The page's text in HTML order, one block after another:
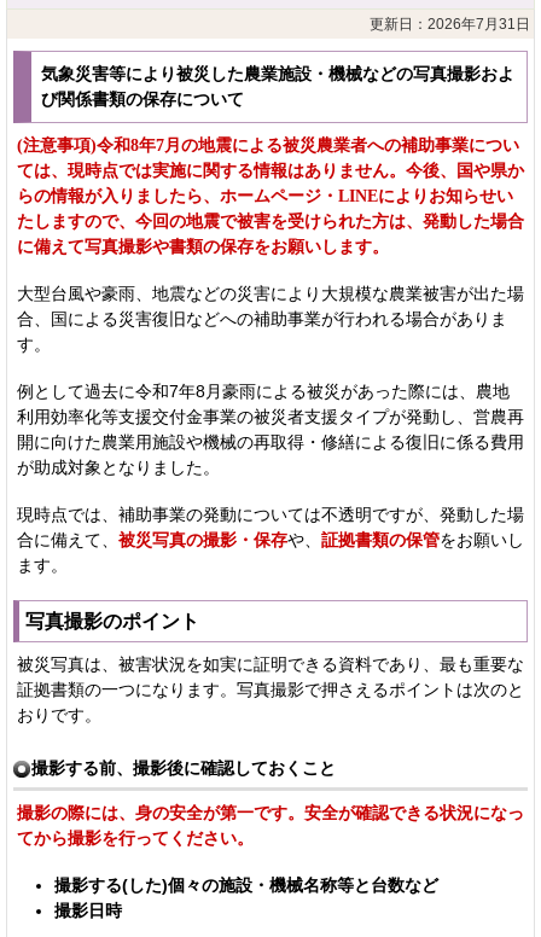
更新日：2026年7月31日
気象災害等により被災した農業施設・機械などの写真撮影およ
び関係書類の保存について
(注意事項)令和8年7月の地震による被災農業者への補助事業につい
ては、現時点では実施に関する情報はありません。今後、国や県か
らの情報が入りましたら、ホームページ・ LINEによりお知らせい
たしますので、今回の地震で被害を受けられた方は、発動した場合
に備えて写真撮影や書類の保存をお願いします。
大型台風や豪雨、地震などの災害により大規模な農業被害が出た場
合、国による災害復旧などへの補助事業が行われる場合がありま
す。
例として過去に令和7年8月豪雨による被災があった際には、農地
利用効率化等支援交付金事業の被災者支援タイプが発動し、営農再
開に向けた農業用施設や機械の再取得・修繕による復旧に係る費用
が助成対象となりました。
現時点では、補助事業の発動については不透明ですが、発動した場
合に備えて、 被災写真の撮影・保存や、 証拠書類の保管をお願いし
ます。
写真撮影のポイント
被災写真は、被害状況を如実に証明できる資料であり、最も重要な
証拠書類の一つになります。写真撮影で押さえるポイントは次のと
おりです。
撮影する前、撮影後に確認しておくこと
撮影の際には、身の安全が第一です。安全が確認できる状況になっ
てから撮影を行ってください。
撮影する(した)個々の施設・機械名称等と台数など
撮影日時